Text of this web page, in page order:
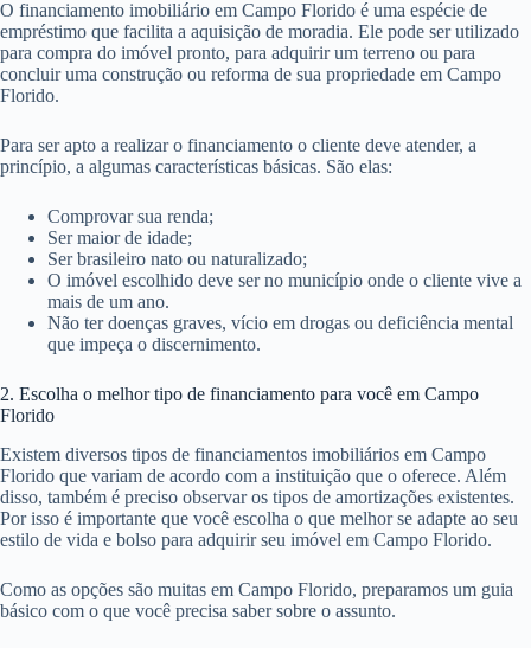
O financiamento imobiliário em Campo Florido é uma espécie de
empréstimo que facilita a aquisição de moradia. Ele pode ser utilizado
para compra do imóvel pronto, para adquirir um terreno ou para
concluir uma construção ou reforma de sua propriedade em Campo
Florido.
Para ser apto a realizar o financiamento o cliente deve atender, a
princípio, a algumas características básicas. São elas:
Comprovar sua renda;
Ser maior de idade;
Ser brasileiro nato ou naturalizado;
O imóvel escolhido deve ser no município onde o cliente vive a
mais de um ano.
Não ter doenças graves, vício em drogas ou deficiência mental
que impeça o discernimento.
2. Escolha o melhor tipo de financiamento para você em Campo
Florido
Existem diversos tipos de financiamentos imobiliários em Campo
Florido que variam de acordo com a instituição que o oferece. Além
disso, também é preciso observar os tipos de amortizações existentes.
Por isso é importante que você escolha o que melhor se adapte ao seu
estilo de vida e bolso para adquirir seu imóvel em Campo Florido.
Como as opções são muitas em Campo Florido, preparamos um guia
básico com o que você precisa saber sobre o assunto.